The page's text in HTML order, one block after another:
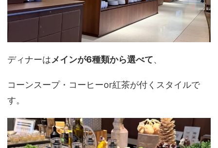
ディナーはメインが6種類から選べて、
コーンスープ・コーヒーor紅茶が付くスタイルで
す。